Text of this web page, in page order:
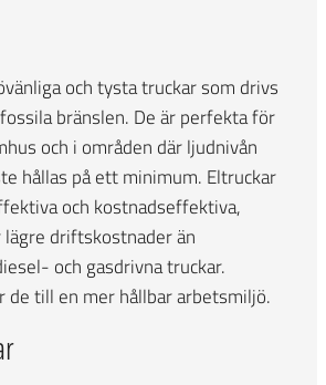
och tysta truckar som drivs
bränslen. De är perfekta för
och i områden där ljudnivån
hållas på ett minimum. Eltruckar
och kostnadseffektiva,
driftskostnader än
och gasdrivna truckar.
de till en mer hållbar arbetsmiljö.